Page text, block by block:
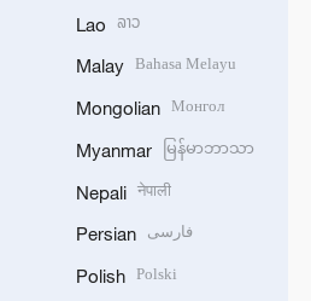
Lao ລາວ
Malay Bahasa Melayu
Mongolian Монгол
Myanmar မြန်မာဘာသာ
Nepali नेपाली
Persian فارسی
Polish Polski